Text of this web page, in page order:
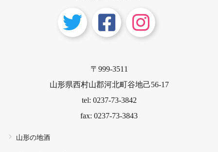
〒999-3511
山形県西村山郡河北町谷地己56-17
tel: 0237-73-3842
fax: 0237-73-3843
山形の地酒